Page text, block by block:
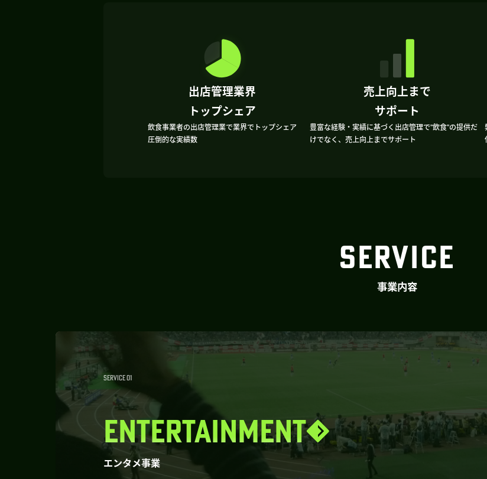
出店管理業界
トップシェア
飲食事業者の出店管理業で業界でトップシェア
圧倒的な実績数
売上向上まで
サポート
豊富な経験・実績に基づく出店管理で”飲食”の提供だ
けでなく、売上向上までサポート
SERVICE
事業内容
SERVICE 01
ENTERTAINMENT
エンタメ事業